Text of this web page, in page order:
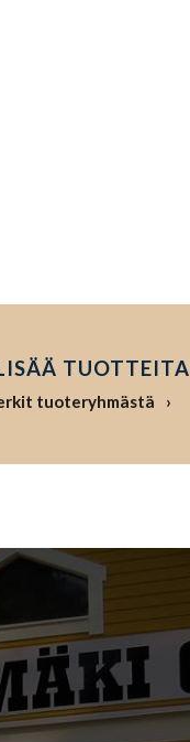
TUOTTEITA
tuoteryhmästä